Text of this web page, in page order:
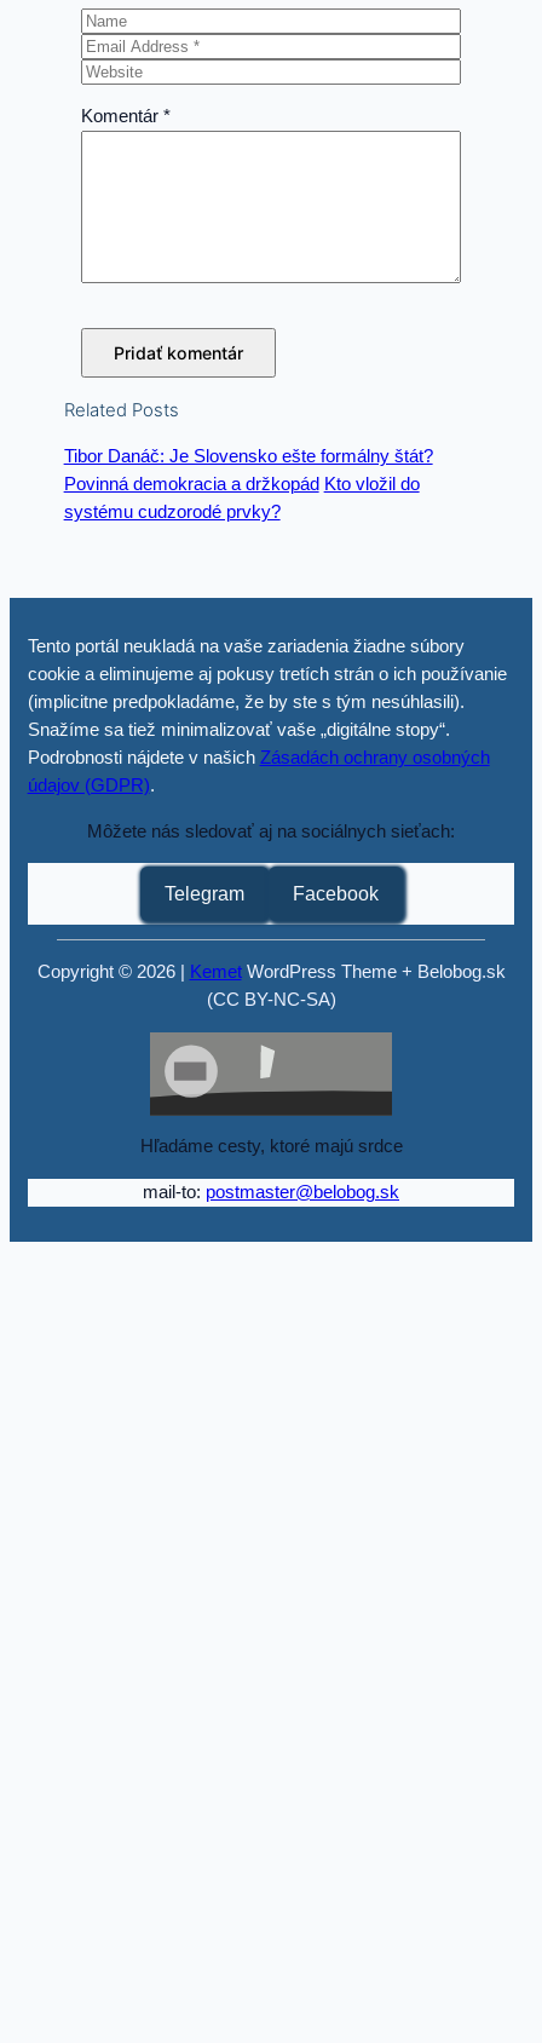
Komentár*
Related Posts
Tibor Danáč: Je Slovensko ešte formálny štát?
Povinná demokracia a držkopád Kto vložil do
systému cudzorodé prvky?
Tento portál neukladá na vaše zariadenia žiadne súbory
cookie a eliminujeme aj pokusy tretích strán o ich používanie
(implicitne predpokladáme, že by ste s tým nesúhlasili).
Snažíme sa tiež minimalizovať vaše „digitálne stopy“.
Podrobnosti nájdete v našich Zásadách ochrany osobných
údajov (GDPR).
Môžete nás sledovať aj na sociálnych sieťach:
Telegram Facebook
Copyright © 2026 | KemetWordPress Theme + Belobog.sk
(CC BY-NC-SA)
Hľadáme cesty, ktoré majú srdce
mail-to: postmaster@belobog.sk